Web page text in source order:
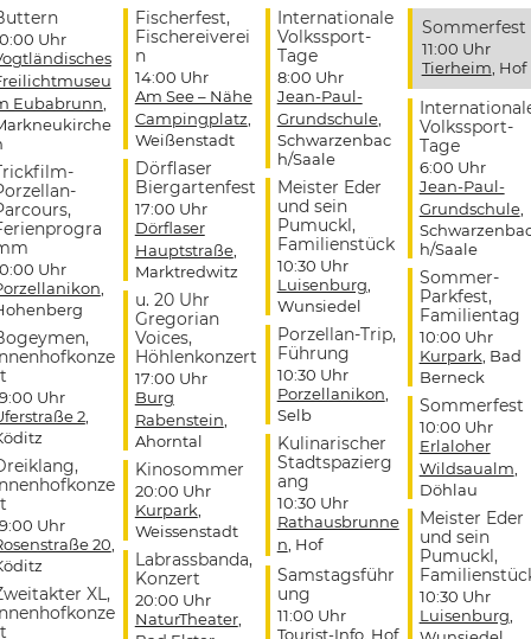
Uhr
Eubabrunn
Uhr
Uhr
2,
Uhr
20
XL,
Fischerfest,
Fischereiverei
n
14:00 Uhr
Am See – Nähe
Campingplatz
Weißenstadt
Dörflaser
Biergartenfest
17:00 Uhr
Dörflaser
Hauptstraße,
Marktredwitz
u. 20 Uhr
Gregorian
Voices,
Höhlenkonzert
17:00 Uhr
Burg
Rabenstein
Ahorntal
Kinosommer
20:00 Uhr
Kurpark
Weissenstadt
Labrassbanda,
Konzert
20:00 Uhr
NaturTheater,
Internationale
Volkssport-
Tage
8:00 Uhr
Jean-Paul-
Grundschule,
Schwarzenbac
h/Saale
Meister Eder
und sein
Pumuckl,
Familienstück
10:30 Uhr
Luisenburg
Wunsiedel
Porzellan-Trip,
Führung
10:30 Uhr
Porzellanikon
Selb
Kulinarischer
Stadtspazierg
ang
10:30 Uhr
Rathausbrunne
n , Hof
Samstagsführ
ung
11:00 Uhr
Tourist-Info, Hof
Sommerfest
11:00 Uhr
Tierheim , Hof
Volkssport-
Tage
6:00 Uhr
Jean-Paul-
Grundschule,
h/Saale
Sommer-
Parkfest,
Familientag
10:00 Uhr
Kurpark , Bad
Berneck
Sommerfest
10:00 Uhr
Erlaloher
Wildsaualm
Döhlau
Meister Eder
und sein
Pumuckl,
10:30 Uhr
Luisenburg